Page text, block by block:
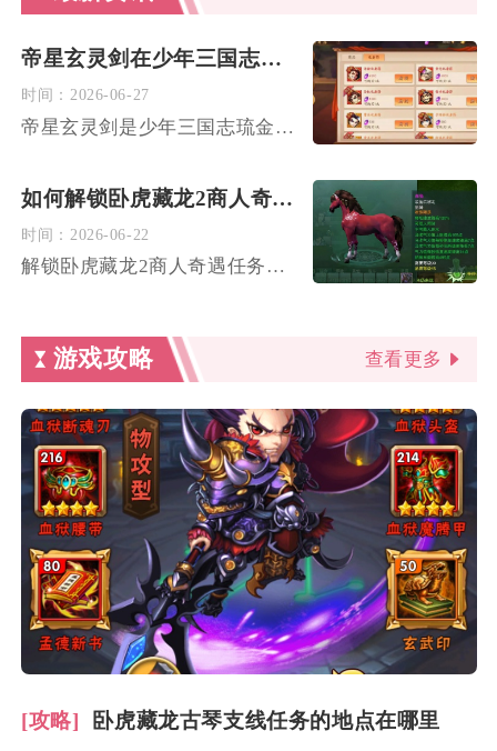
帝星玄灵剑在少年三国志中如何去合成
时间： 2026-06-27
帝星玄灵剑是少年三国志琉金品质帝星套装的核心武器，无法直接通...
如何解锁卧虎藏龙2商人奇遇任务
时间： 2026-06-22
解锁卧虎藏龙2商人奇遇任务的核心路径在于触发特定NPC交互与...
游戏攻略 查看更多
[攻略] 卧虎藏龙古琴支线任务的地点在哪里